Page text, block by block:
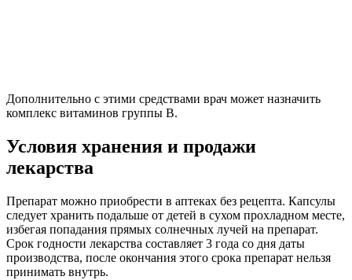
Дополнительно с этими средствами врач может назначить
комплекс витаминов группы В.
Условия хранения и продажи
лекарства
Препарат можно приобрести в аптеках без рецепта. Капсулы
следует хранить подальше от детей в сухом прохладном месте,
избегая попадания прямых солнечных лучей на препарат.
Срок годности лекарства составляет 3 года со дня даты
производства, после окончания этого срока препарат нельзя
принимать внутрь.